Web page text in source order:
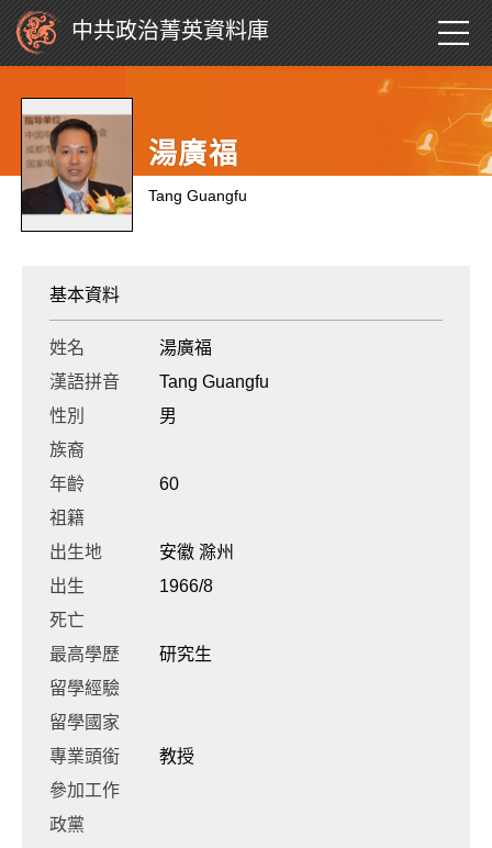
中共政治菁英資料庫
湯廣福
Tang Guangfu
基本資料
姓名
湯廣福
漢語拼音
Tang Guangfu
性別
男
族裔
年齡
60
祖籍
出生地
安徽 滁州
出生
1966/8
死亡
最高學歷
研究生
留學經驗
留學國家
專業頭銜
教授
參加工作
政黨